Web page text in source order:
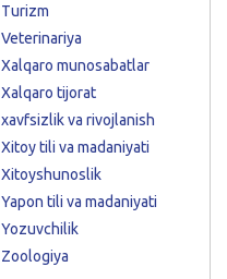
Turizm
Veterinariya
Xalqaro munosabatlar
Xalqaro tijorat
xavfsizlik va rivojlanish
Xitoy tili va madaniyati
Xitoyshunoslik
Yapon tili va madaniyati
Yozuvchilik
Zoologiya